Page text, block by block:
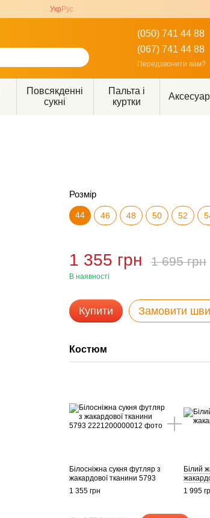
Укр Рус
(050) 741 44 88
(067) 741 44 88
Передзвонити вам?
Повсякденні
сукні
Пальта і
куртки
Розмір
44 46 48 50 52
1 355 грн 1 695 грн
В наявності
Купити Замовити
Костюм
Білосніжна сукня футляр з
жакардової тканини 5793
1 355 грн
Білий
1 995